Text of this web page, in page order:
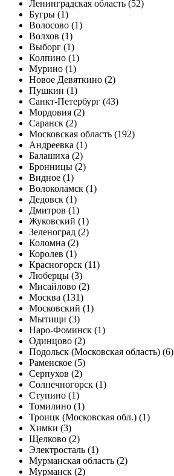
Ленинградская область (52)
Бугры (1)
Волосово (1)
Волхов (1)
Выборг (1)
Колпино (1)
Мурино (1)
Новое Девяткино (2)
Пушкин (1)
Санкт-Петербург (43)
Мордовия (2)
Саранск (2)
Московская область (192)
Андреевка (1)
Балашиха (2)
Бронницы (2)
Видное (1)
Волоколамск (1)
Дедовск (1)
Дмитров (1)
Жуковский (1)
Зеленоград (2)
Коломна (2)
Королев (1)
Красногорск (11)
Люберцы (3)
Мисайлово (2)
Москва (131)
Московский (1)
Мытищи (3)
Наро-Фоминск (1)
Одинцово (2)
Подольск (Московская область) (6)
Раменское (5)
Серпухов (2)
Солнечногорск (1)
Ступино (1)
Томилино (1)
Троицк (Московская обл.) (1)
Химки (3)
Щелково (2)
Электросталь (1)
Мурманская область (2)
Мурманск (2)